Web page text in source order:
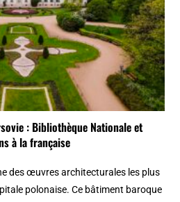
: Bibliothèque Nationale et
à la française
des œuvres architecturales les plus
polonaise. Ce bâtiment baroque